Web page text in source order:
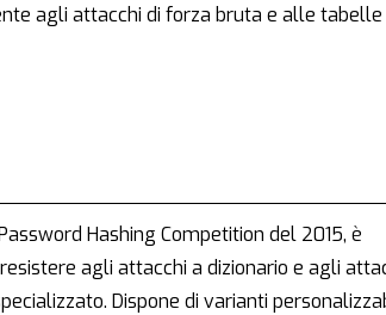
agli attacchi di forza bruta e alle tabelle
Hashing Competition del 2015, è
agli attacchi a dizionario e agli
Dispone di varianti